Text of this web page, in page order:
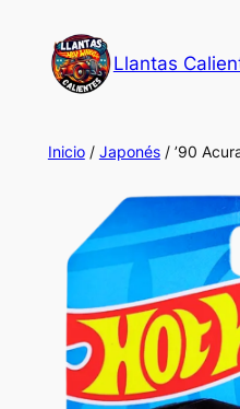
contenido
Llantas
Inicio/ Japonés/ ’90